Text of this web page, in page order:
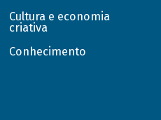
Cultura e economia
criativa
Conhecimento